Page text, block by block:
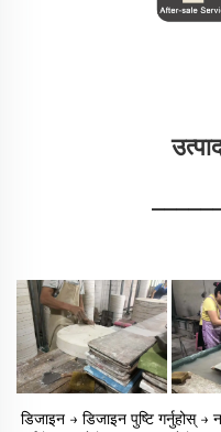
डिजाइन → डिजाइन पुष्टि गर्नुहोस् →